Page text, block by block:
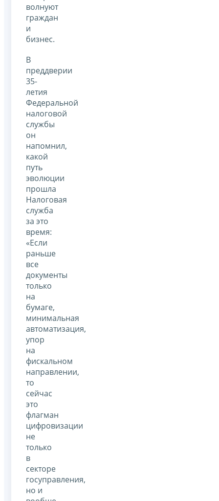
волнуют
граждан
и
бизнес.
В
преддверии
35-
летия
Федеральной
налоговой
службы
он
напомнил,
какой
путь
эволюции
прошла
Налоговая
служба
за это
время:
«Если
раньше
все
документы
только
на
бумаге,
минимальная
автоматизация,
упор
на
фискальном
направлении,
то
сейчас
это
флагман
цифровизации
не
только
в
секторе
госуправления,
но и